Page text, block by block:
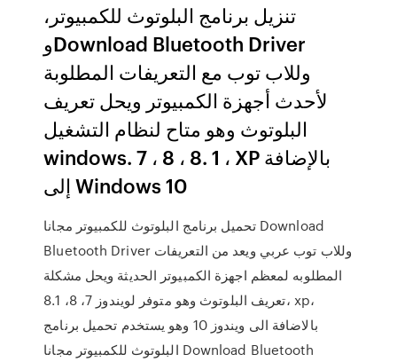
تنزيل برنامج البلوتوث للكمبيوتر،
وDownload Bluetooth Driver
وللاب توب مع التعريفات المطلوبة
لأحدث أجهزة الكمبيوتر ويحل تعريف
البلوتوث وهو متاح لنظام التشغيل
windows. 7 ، 8 ، 8. 1 ، XP بالإضافة
إلى Windows 10
تحميل برنامج البلوتوث للكمبيوتر مجانا Download
Bluetooth Driver وللاب توب عربي ويعد من التعريفات
المطلوبه لمعظم اجهزة الكمبيوتر الحديثة ويحل مشكلة
تعريف البلوتوث وهو متوفر لويندوز 7، 8، 8.1، xp،
بالاضافة الى ويندوز 10 وهو يستخدم تحميل برنامج
البلوتوث للكمبيوتر مجانا Download Bluetooth